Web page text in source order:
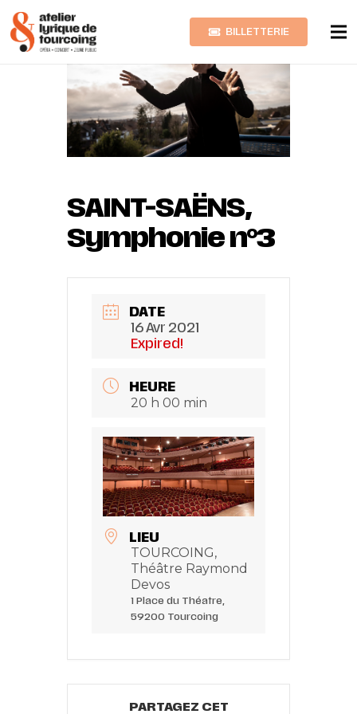
BILLETTERIE
SAINT-SAËNS,
Symphonie n°3
DATE
16 Avr 2021
Expired!
HEURE
20 h 00 min
LIEU
TOURCOING,
Théâtre Raymond
Devos
1 Place du Théatre,
59200 Tourcoing
PARTAGEZ CET